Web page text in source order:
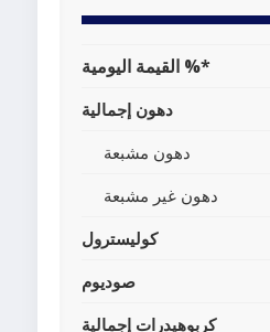
القيمة اليومية %*
دهون إجمالية
دهون مشبعة
دهون غير مشبعة
كوليسترول
صوديوم
كربوهيدرات إجمالية